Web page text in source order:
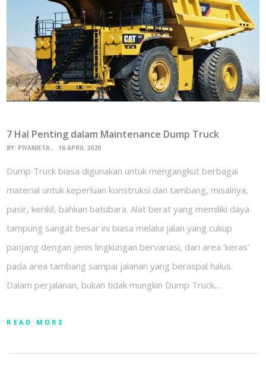
7 Hal Penting dalam Maintenance Dump Truck
BY: PIYANIETA 16 APRIL 2020
Dump Truck biasa digunakan untuk mengangkut berbagai
material untuk keperluan konstruksi dan tambang, misalnya,
pasir, kerikil, bahkan batubara. Alat berat yang memiliki daya
tampung sangat besar ini biasa melalui jalan yang cukup
panjang dengan jenis lingkungan bervariasi, dari area ‘keras’
pada area tambang sampai jalanan yang beraspal halus.
Dalam perjalanan, bukan tidak mungkin Dump Truck…
READ MORE